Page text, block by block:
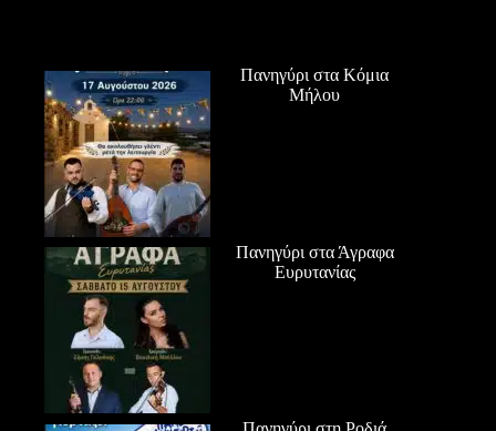
Πανηγύρι στα Κόμια
Μήλου
Πανηγύρι στα Άγραφα
Ευρυτανίας